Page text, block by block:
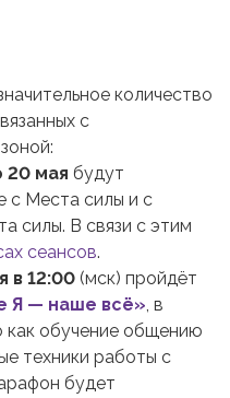
количество
с
20 мая будут
с Места силы и с
силы. В связи с этим
сеансов.
в 12:00 (мск) пройдёт
Я — наше всё», в
как обучение общению
техники работы с
будет